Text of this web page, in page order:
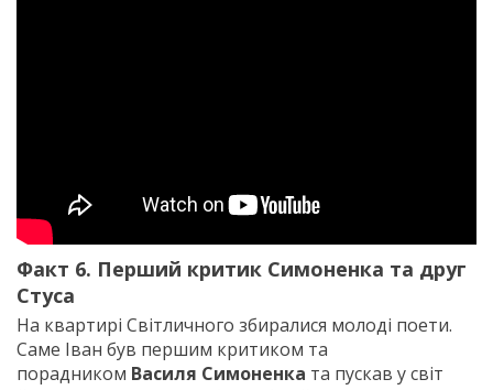
Факт 6. Перший критик Симоненка та друг
Стуса
На квартирі Світличного збиралися молоді поети.
Саме Іван був першим критиком та
порадником Василя Симоненка та пускав у світ